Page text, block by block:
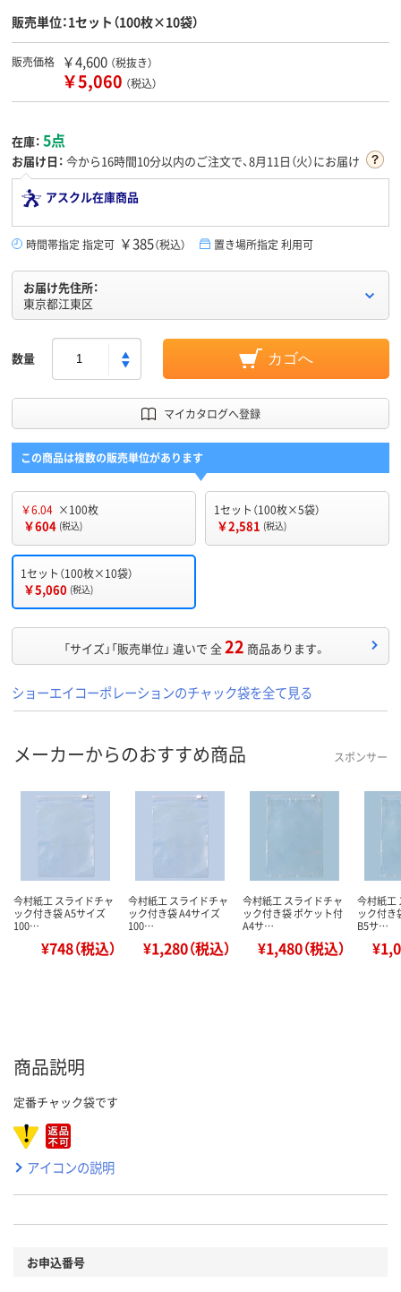
販売単位：1セット（100枚×10袋）
販売価格 ￥4,600 （税抜き）
￥5,060 （税込）
在庫： 5点
お届け日： 今から16時間10分以内のご注文で、8月11日（火）にお届け
アスクル在庫商品
時間帯指定 指定可 ￥385（税込） 置き場所指定 利用可
お届け先住所：
東京都江東区
数量 カゴへ
マイカタログへ登録
この商品は複数の販売単位があります
￥6.04 ×100枚
￥604 (税込)
1セット（100枚×5袋）
￥2,581 (税込)
1セット（100枚×10袋）
￥5,060 (税込)
「サイズ」「販売単位」 違いで 全22 商品あります。
ショーエイコーポレーションのチャック袋を全て見る
メーカーからのおすすめ商品 スポンサー
今村紙工 スライドチャ
ック付き袋 A5サイズ
100…
¥748（税込）
今村紙工 スライドチャ
ック付き袋 A4サイズ
100…
¥1,280（税込）
今村紙工 スライドチャ
ック付き袋 ポケット付
A4サ…
¥1,480（税込）
今村紙工
ック付き
B5サ…
商品説明
定番チャック袋です
アイコンの説明
お申込番号